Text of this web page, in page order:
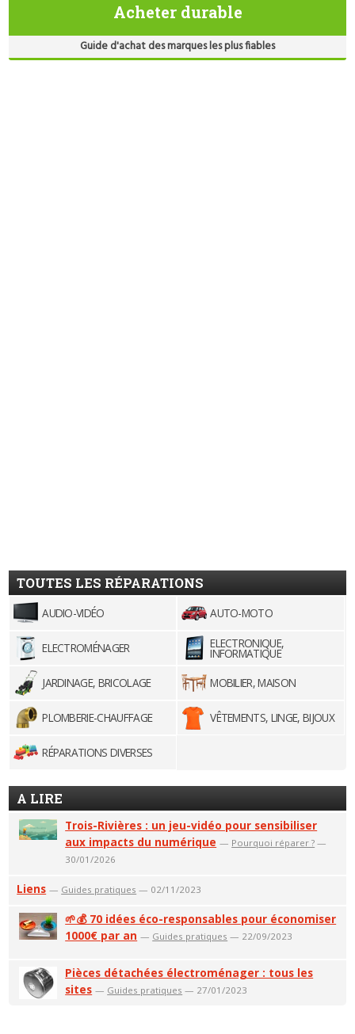
Acheter durable
Guide d'achat des marques les plus fiables
TOUTES LES RÉPARATIONS
AUDIO-VIDÉO AUTO-MOTO
ELECTROMÉNAGER ELECTRONIQUE,
INFORMATIQUE
JARDINAGE, BRICOLAGE
MOBILIER, MAISON
PLOMBERIE-CHAUFFAGE VÊTEMENTS, LINGE, BIJOUX
RÉPARATIONS DIVERSES
A LIRE
Trois-Rivières : un jeu-vidéo pour sensibiliser
aux impacts du numérique — Pourquoi réparer ? —
30/01/2026
Liens — Guides pratiques — 02/11/2023
🌱💰 70 idées éco-responsables pour économiser
1000€ par an — Guides pratiques — 22/09/2023
Pièces détachées électroménager : tous les
sites — Guides pratiques — 27/01/2023